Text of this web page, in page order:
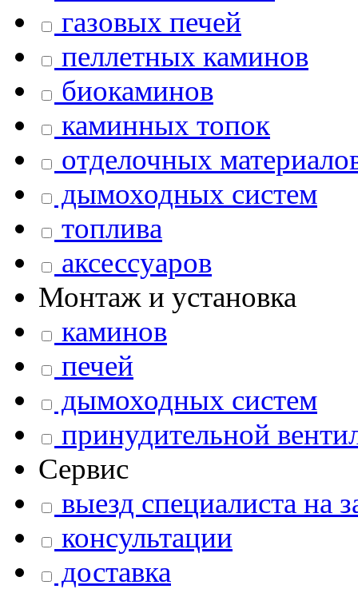
газовых печей
пеллетных каминов
биокаминов
каминных топок
отделочных
дымоходных систем
топлива
аксессуаров
Монтаж и установка
каминов
печей
дымоходных систем
принудительной
Сервис
выезд специалиста на
консультации
доставка